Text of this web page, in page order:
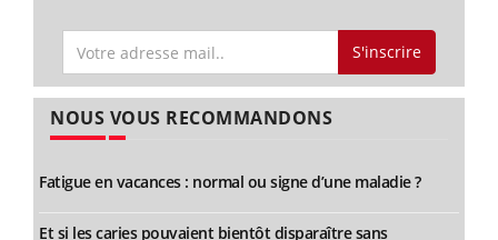
S'inscrire
NOUS VOUS RECOMMANDONS
Fatigue en vacances : normal ou signe d’une maladie ?
Et si les caries pouvaient bientôt disparaître sans